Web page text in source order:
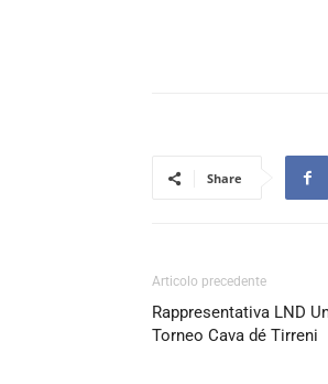
Share
Articolo precedente
Rappresentativa LND
Torneo Cava dé Tirreni